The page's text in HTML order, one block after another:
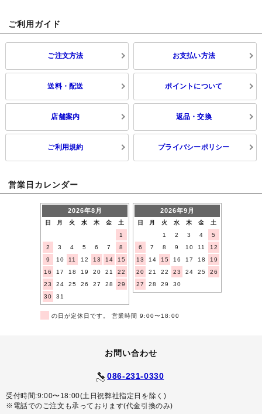
ご利用ガイド
ご注文方法 お支払い方法
送料・配送 ポイントについて
店舗案内 返品・交換
ご利用規約 プライバシーポリシー
営業日カレンダー
2026年8月
日 月 火 水 木 金
土
1
2
3 4 5 6 7
8
9
10 11 12 13 14
15
16
17 18 19 20 21
22
23
24 25 26 27 28
29
30
31
2026年9月
日 月 火 水 木 金
土
1
2 3 4
5
6
7 8 9 10 11
12
13
14 15 16 17 18
19
20
21 22 23 24 25
26
27
28 29 30
の日が定休日です。 営業時間 9:00〜18:00
お問い合わせ
086-231-0330
受付時間:9:00〜18:00(土日祝弊社指定日を除く)
※電話でのご注文も承っております(代金引換のみ)